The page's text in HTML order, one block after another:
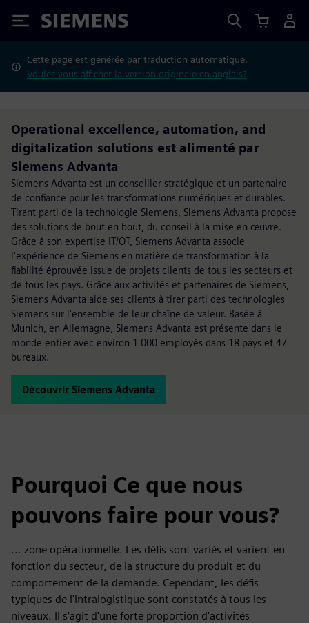
Siemens
Cette page est générée par traduction automatique.
Voulez-vous afficher la version originale en anglais?
Operational excellence, automation, and
digitalization solutions est alimenté par
Siemens Advanta
Siemens Advanta est un conseiller stratégique et un partenaire
de confiance pour les transformations numériques et durables.
Tirant parti de la technologie Siemens, Siemens Advanta propose
des solutions de bout en bout, du conseil à la mise en œuvre.
Grâce à son expertise IT/OT, Siemens Advanta associe
l'expérience de Siemens en matière de transformation à la
fiabilité éprouvée issue de projets clients de tous les secteurs et
de tous les pays. Grâce aux activités et partenaires de Siemens,
Siemens Advanta aide ses clients à tirer parti des technologies
Siemens sur l'ensemble de leur chaîne de valeur. Basée à
Munich, en Allemagne, Siemens Advanta est présente dans le
monde entier avec environ 1 000 employés dans 18 pays et 47
bureaux.
Découvrir Siemens Advanta
Pourquoi Ce que nous
pouvons faire pour vous?
... zone opérationnelle. Les défis sont variés et varient en
fonction du secteur, de la structure du produit et du
comportement de la demande. Cependant, les défis
typiques de l'intralogistique sont constatés à tous les
niveaux. Il s'agit d'une forte proportion d'activités